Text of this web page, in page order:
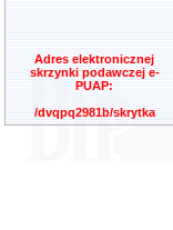
Adres elektronicznej
skrzynki podawczej e-
PUAP:
/dvqpq2981b/skrytka